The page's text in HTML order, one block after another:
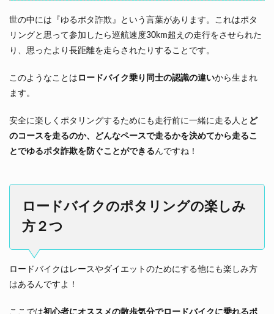
世の中には『ゆるポタ詐欺』という言葉があります。これはポタ
リングと思って参加したら巡航速度30km超えの走行をさせられた
り、思ったより長距離を走らされたりすることです。
このようなことは ロードバイク乗り同士の認識の違いから生まれ
ます。
安全に楽しくポタリングするためにも走行前に一緒に走る人と ど
のコースを走るのか、どんなペースで走るかを決めてから走るこ
とでゆるポタ詐欺を防ぐことができるんですね！
ロードバイクのポタリングの楽しみ
方２つ
ロードバイクはレースやダイエットのためにする他にも楽しみ方
はあるんですよ！